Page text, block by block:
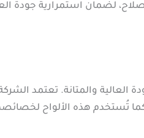
لضمان استمرارية جودة
والمتانة. تعتمد
كما تُستخدم هذه الألواح